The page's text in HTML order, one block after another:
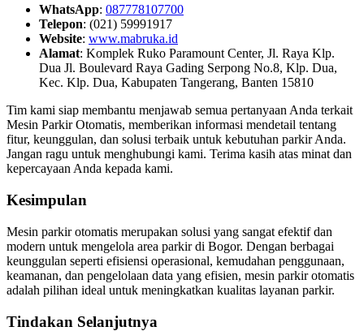
WhatsApp: 087778107700
Telepon: (021) 59991917
Website: www.mabruka.id
Alamat: Komplek Ruko Paramount Center, Jl. Raya Klp.
Dua Jl. Boulevard Raya Gading Serpong No.8, Klp. Dua,
Kec. Klp. Dua, Kabupaten Tangerang, Banten 15810
Tim kami siap membantu menjawab semua pertanyaan Anda terkait
Mesin Parkir Otomatis, memberikan informasi mendetail tentang
fitur, keunggulan, dan solusi terbaik untuk kebutuhan parkir Anda.
Jangan ragu untuk menghubungi kami. Terima kasih atas minat dan
kepercayaan Anda kepada kami.
Kesimpulan
Mesin parkir otomatis merupakan solusi yang sangat efektif dan
modern untuk mengelola area parkir di Bogor. Dengan berbagai
keunggulan seperti efisiensi operasional, kemudahan penggunaan,
keamanan, dan pengelolaan data yang efisien, mesin parkir otomatis
adalah pilihan ideal untuk meningkatkan kualitas layanan parkir.
Tindakan Selanjutnya